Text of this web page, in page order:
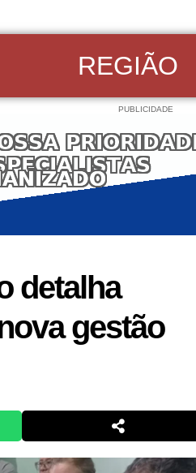
REGIÃO
PUBLICIDADE
detalha
gestão